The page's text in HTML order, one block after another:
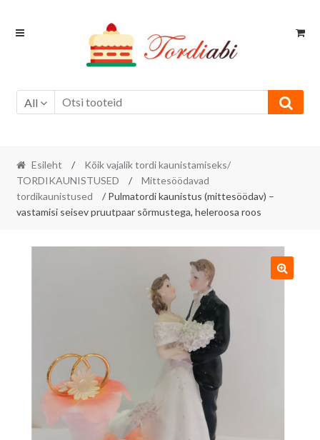
Skip
Skip
All
Esileht /
Kõik vajalik tordi kaunistamiseks/
TORDIKAUNISTUSED
/
Mittesöödavad
tordikaunistused
/ Pulmatordi kaunistus (mittesöödav) –
vastamisi seisev pruutpaar sõrmustega, heleroosa roos